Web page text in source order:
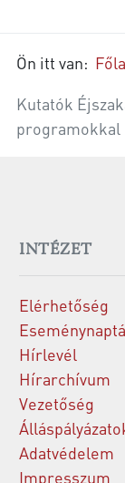
Ön itt van:
Kutatók
programokkal
INTÉZET
Elérhetőség
Hírlevél
Hírarchívum
Vezetőség
Adatvédelem
Impresszum